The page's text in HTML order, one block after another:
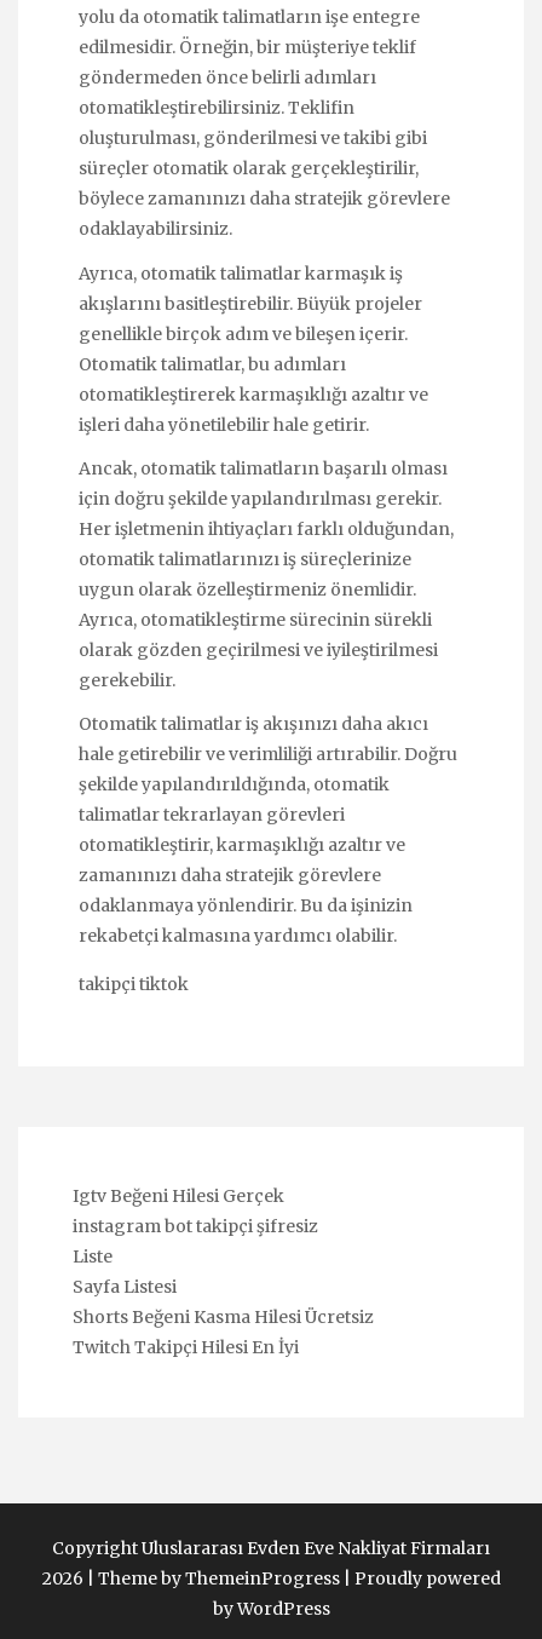
yolu da otomatik talimatların işe entegre
edilmesidir. Örneğin, bir müşteriye teklif
göndermeden önce belirli adımları
otomatikleştirebilirsiniz. Teklifin
oluşturulması, gönderilmesi ve takibi gibi
süreçler otomatik olarak gerçekleştirilir,
böylece zamanınızı daha stratejik görevlere
odaklayabilirsiniz.
Ayrıca, otomatik talimatlar karmaşık iş
akışlarını basitleştirebilir. Büyük projeler
genellikle birçok adım ve bileşen içerir.
Otomatik talimatlar, bu adımları
otomatikleştirerek karmaşıklığı azaltır ve
işleri daha yönetilebilir hale getirir.
Ancak, otomatik talimatların başarılı olması
için doğru şekilde yapılandırılması gerekir.
Her işletmenin ihtiyaçları farklı olduğundan,
otomatik talimatlarınızı iş süreçlerinize
uygun olarak özelleştirmeniz önemlidir.
Ayrıca, otomatikleştirme sürecinin sürekli
olarak gözden geçirilmesi ve iyileştirilmesi
gerekebilir.
Otomatik talimatlar iş akışınızı daha akıcı
hale getirebilir ve verimliliği artırabilir. Doğru
şekilde yapılandırıldığında, otomatik
talimatlar tekrarlayan görevleri
otomatikleştirir, karmaşıklığı azaltır ve
zamanınızı daha stratejik görevlere
odaklanmaya yönlendirir. Bu da işinizin
rekabetçi kalmasına yardımcı olabilir.
takipçi tiktok
Igtv Beğeni Hilesi Gerçek
instagram bot takipçi şifresiz
Liste
Sayfa Listesi
Shorts Beğeni Kasma Hilesi Ücretsiz
Twitch Takipçi Hilesi En İyi
Copyright Uluslararası Evden Eve Nakliyat Firmaları
2026 | Theme by ThemeinProgress| Proudly powered
by WordPress